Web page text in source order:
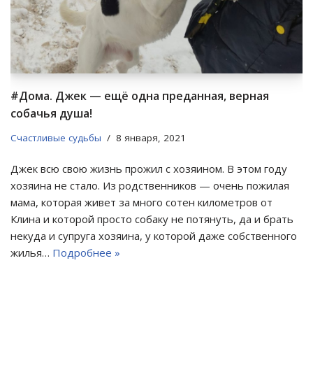
#Дома. Джек — ещё одна преданная, верная
собачья душа!
Счастливые судьбы 8 января, 2021
Джек всю свою жизнь прожил с хозяином. В этом году
хозяина не стало. Из родственников — очень пожилая
мама, которая живет за много сотен километров от
Клина и которой просто собаку не потянуть, да и брать
некуда и супруга хозяина, у которой даже собственного
жилья… Подробнее »